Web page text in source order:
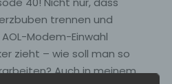
trennen und
Modem-Einwahl
zieht – wie soll man so
Auch in meinem